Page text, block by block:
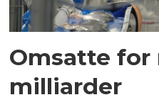
Omsatte
milliarder